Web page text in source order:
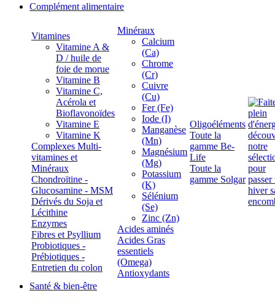
Complément alimentaire
Vitamines
Vitamine A &
D / huile de
foie de morue
Vitamine B
Vitamine C,
Acérola et
Bioflavonoïdes
Vitamine E
Vitamine K
Complexes Multi-
vitamines et
Minéraux
Chondroïtine -
Glucosamine - MSM
Dérivés du Soja et
Lécithine
Enzymes
Fibres et Psyllium
Probiotiques -
Prébiotiques -
Entretien du colon
Minéraux
Calcium
(Ca)
Chrome
(Cr)
Cuivre
(Cu)
Fer (Fe)
Iode (I)
Manganèse
(Mn)
Magnésium
(Mg)
Potassium
(K)
Sélénium
(Se)
Zinc (Zn)
Acides aminés
Acides Gras
essentiels
(Omega)
Antioxydants
Oligoéléments
Toute la
gamme Be-
Life
Toute la
gamme Solgar
Santé & bien-être